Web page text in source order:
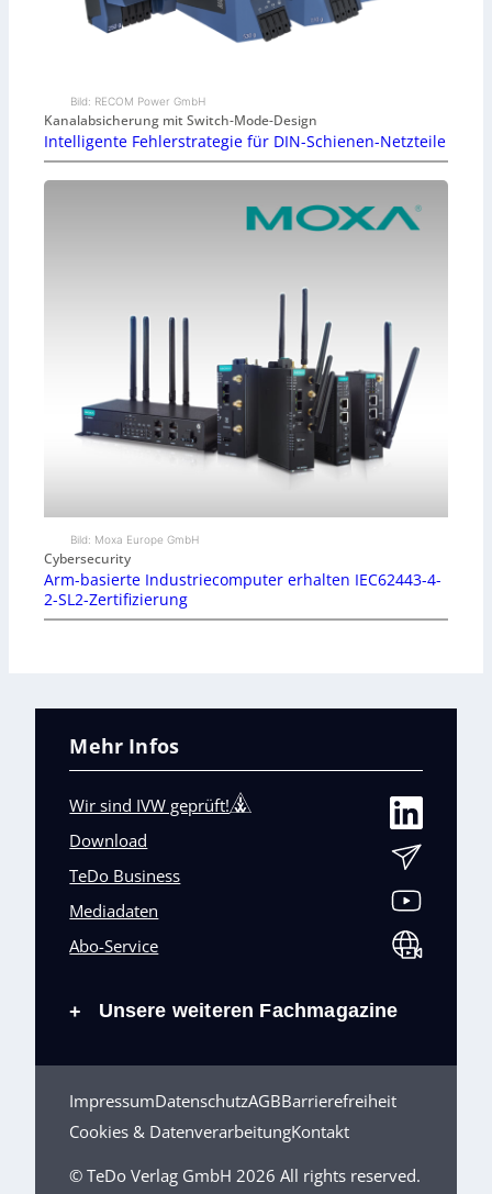
Bild: RECOM Power GmbH
Kanalabsicherung mit Switch-Mode-Design
Intelligente Fehlerstrategie für DIN-Schienen-Netzteile
Bild: Moxa Europe GmbH
Cybersecurity
Arm-basierte Industriecomputer erhalten IEC62443-4-
2-SL2-Zertifizierung
Mehr Infos
Wir sind IVW geprüft!
Download
TeDo Business
Mediadaten
Abo-Service
+ Unsere weiteren Fachmagazine
ImpressumDatenschutzAGBBarrierefreiheit
Cookies & DatenverarbeitungKontakt
© TeDo Verlag GmbH 2026 All rights reserved.